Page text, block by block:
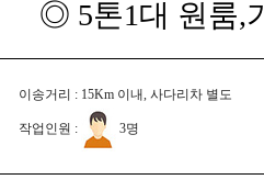
◎ 5톤1대 원룸,
이송거리 : 15Km 이내, 사다리차 별도
작업인원 : 3명